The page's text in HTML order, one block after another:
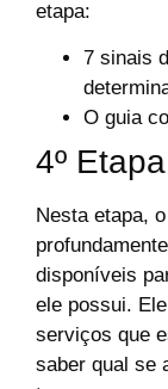
etapa:
7 sinais
O guia
4º
Nesta etapa,
disponíveis
ele possui.
serviços que
saber qual se